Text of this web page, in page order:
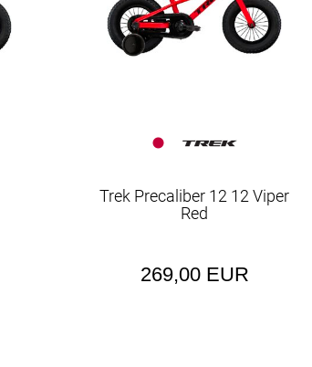
Trek Precaliber 12 12 Viper
Red
269,00 EUR